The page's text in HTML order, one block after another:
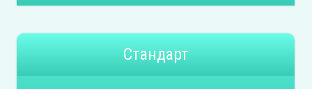
Стандарт